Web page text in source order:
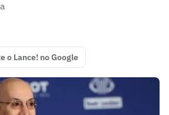
o Lance! no Google